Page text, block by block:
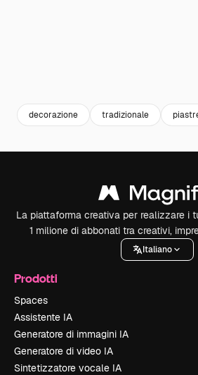
decorazione tradizionale
La piattaforma creativa per realizzare i
1 milione di abbonati tra creativi,
Italiano
Prodotti
Spaces
Assistente IA
Generatore di immagini IA
Generatore di video IA
Sintetizzatore vocale IA